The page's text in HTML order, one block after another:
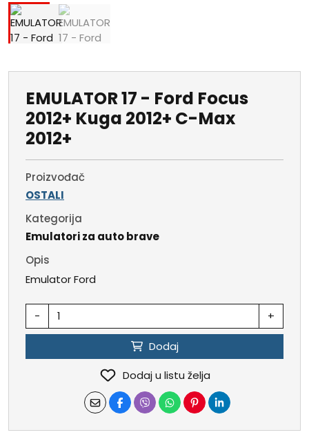
EMULATOR 17 - Ford Focus
2012+ Kuga 2012+ C-Max
2012+
Proizvođač
OSTALI
Kategorija
Emulatori za auto brave
Opis
Emulator Ford
- +
Dodaj
Dodaj u listu želja